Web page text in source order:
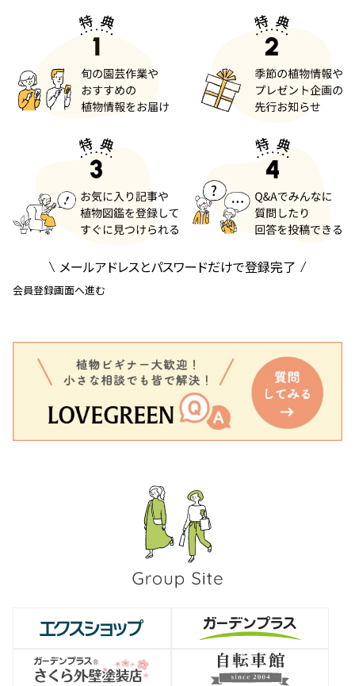
メールアドレスとパスワードだけで登録完了
会員登録画面へ進む